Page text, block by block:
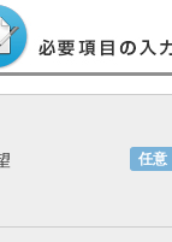
任意